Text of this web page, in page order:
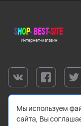
Интернет-магазин
Мы используем
сайта, Вы